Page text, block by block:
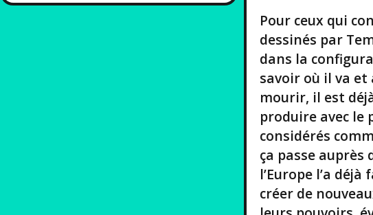
Pour ceux qui
dessinés par
dans la
savoir où il va et
mourir, il est
produire avec le
considérés
ça passe
l’Europe l’a
créer de